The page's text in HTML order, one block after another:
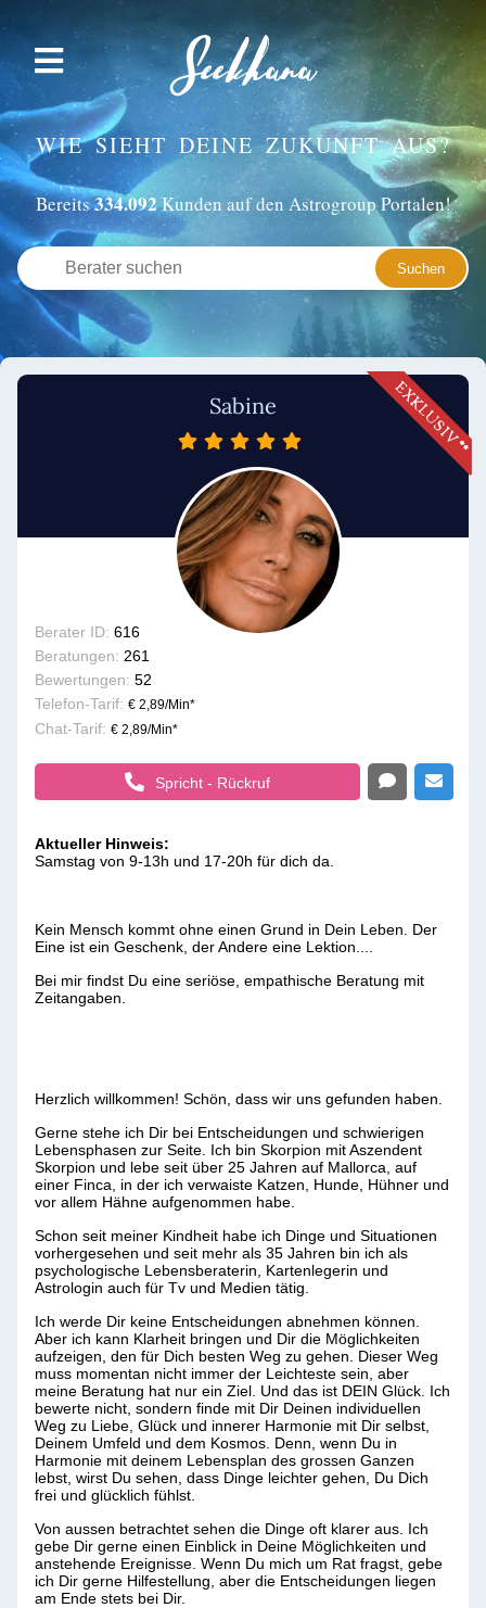
WIE SIEHT DEINE ZUKUNFT AUS?
Bereits334.092Kunden auf den Astrogroup Portalen!
Sabine
Berater ID: 616
Beratungen: 261
Bewertungen: 52
Telefon-Tarif: € 2,89/Min*
Chat-Tarif: € 2,89/Min*
Spricht - Rückruf
Aktueller Hinweis:
Samstag von 9-13h und 17-20h für dich da.
Kein Mensch kommt ohne einen Grund in Dein Leben. Der
Eine ist ein Geschenk, der Andere eine Lektion....
Bei mir findst Du eine seriöse, empathische Beratung mit
Zeitangaben.
Herzlich willkommen! Schön, dass wir uns gefunden haben.
Gerne stehe ich Dir bei Entscheidungen und schwierigen
Lebensphasen zur Seite. Ich bin Skorpion mit Aszendent
Skorpion und lebe seit über 25 Jahren auf Mallorca, auf
einer Finca, in der ich verwaiste Katzen, Hunde, Hühner und
vor allem Hähne aufgenommen habe.
Schon seit meiner Kindheit habe ich Dinge und Situationen
vorhergesehen und seit mehr als 35 Jahren bin ich als
psychologische Lebensberaterin, Kartenlegerin und
Astrologin auch für Tv und Medien tätig.
Ich werde Dir keine Entscheidungen abnehmen können.
Aber ich kann Klarheit bringen und Dir die Möglichkeiten
aufzeigen, den für Dich besten Weg zu gehen. Dieser Weg
muss momentan nicht immer der Leichteste sein, aber
meine Beratung hat nur ein Ziel. Und das ist DEIN Glück. Ich
bewerte nicht, sondern finde mit Dir Deinen individuellen
Weg zu Liebe, Glück und innerer Harmonie mit Dir selbst,
Deinem Umfeld und dem Kosmos. Denn, wenn Du in
Harmonie mit deinem Lebensplan des grossen Ganzen
lebst, wirst Du sehen, dass Dinge leichter gehen, Du Dich
frei und glücklich fühlst.
Von aussen betrachtet sehen die Dinge oft klarer aus. Ich
gebe Dir gerne einen Einblick in Deine Möglichkeiten und
anstehende Ereignisse. Wenn Du mich um Rat fragst, gebe
ich Dir gerne Hilfestellung, aber die Entscheidungen liegen
am Ende stets bei Dir.